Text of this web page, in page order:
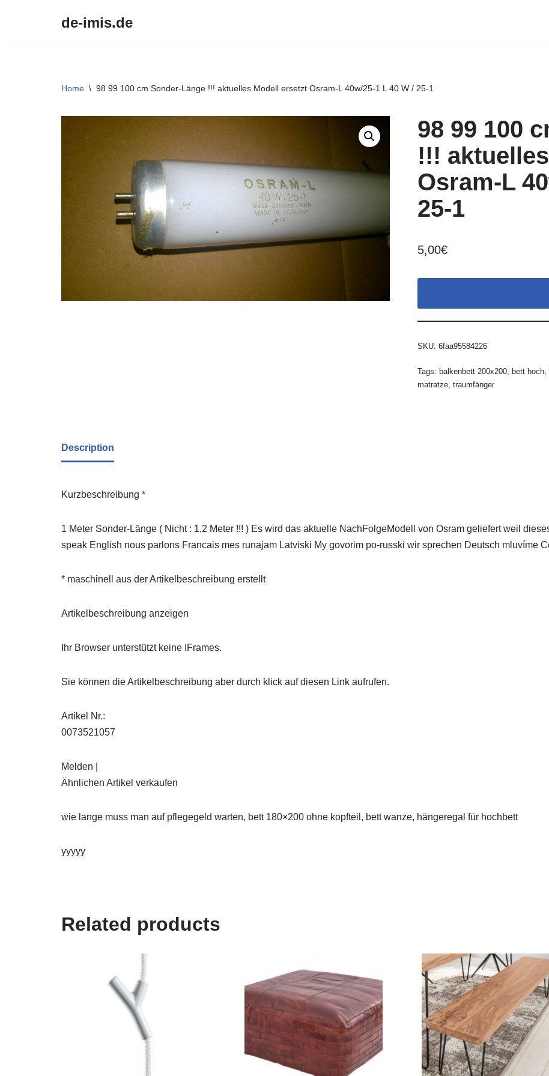
de-imis.de
Home \ 98 99 100 cm Sonder-Länge !!! aktuelles Modell ersetzt Osram-L 40w/25-1 L 40 W / 25-1
98 99 100
!!!
Osram-L
25-1
5,00€
SKU: 6faa95584226
Tags: balkenbett 200x200, bett hoch,
matratze, traumfänger
Description
Kurzbeschreibung *
1 Meter Sonder-Länge ( Nicht : 1,2 Meter !!! ) Es wird das aktuelle NachFolgeModell von Osram geliefert weil
speak English nous parlons Francais mes runajam Latviski My govorim po-russki wir sprechen Deutsch mluvíme
* maschinell aus der Artikelbeschreibung erstellt
Artikelbeschreibung anzeigen
Ihr Browser unterstützt keine IFrames.
Sie können die Artikelbeschreibung aber durch klick auf diesen Link aufrufen.
Artikel Nr.:
0073521057
Melden |
Ähnlichen Artikel verkaufen
wie lange muss man auf pflegegeld warten, bett 180×200 ohne kopfteil, bett wanze, hängeregal für hochbett
yyyyy
Related products